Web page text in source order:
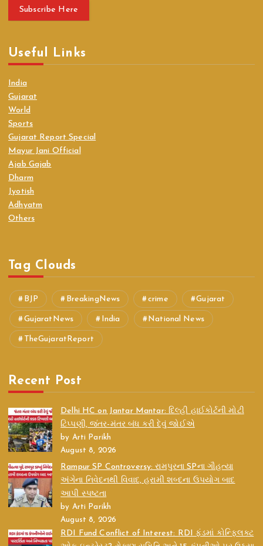
Subscribe Here
Useful Links
India
Gujarat
World
Sports
Gujarat Report Special
Mayur Jani Official
Ajab Gajab
Dharm
Jyotish
Adhyatm
Others
Tag Clouds
BJP BreakingNews crime Gujarat
GujaratNews India National News
TheGujaratReport
Recent Post
Delhi HC on Jantar Mantar: દિલ્હી હાઈકોર્ટની મોટી
ટિપ્પણી, જંતર-મંતર બંધ કરી દેવું જોઈએ
by Arti Parikh
August 8, 2026
Rampur SP Controversy: રામપુરના SPના ગૌહત્યા
અંગેના નિવેદનથી વિવાદ, હરામી શબ્દના ઉપયોગ બાદ
આપી સ્પષ્ટતા
by Arti Parikh
August 8, 2026
RDI Fund Conflict of Interest: RDI ફંડમાં કોન્ફ્લિક્ટ